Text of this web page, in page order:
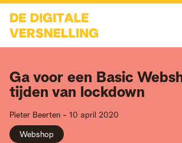
Ga voor een Basic
tijden van lockdown
Pieter Beerten - 10 april 2020
Webshop